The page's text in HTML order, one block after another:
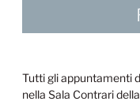
Tutti gli appuntamenti
nella Sala Contrari